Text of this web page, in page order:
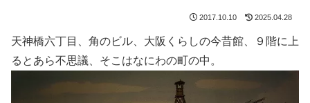
2017.10.10 2025.04.28
天神橋六丁目、角のビル、大阪くらしの今昔館、９階に上
るとあら不思議、そこはなにわの町の中。